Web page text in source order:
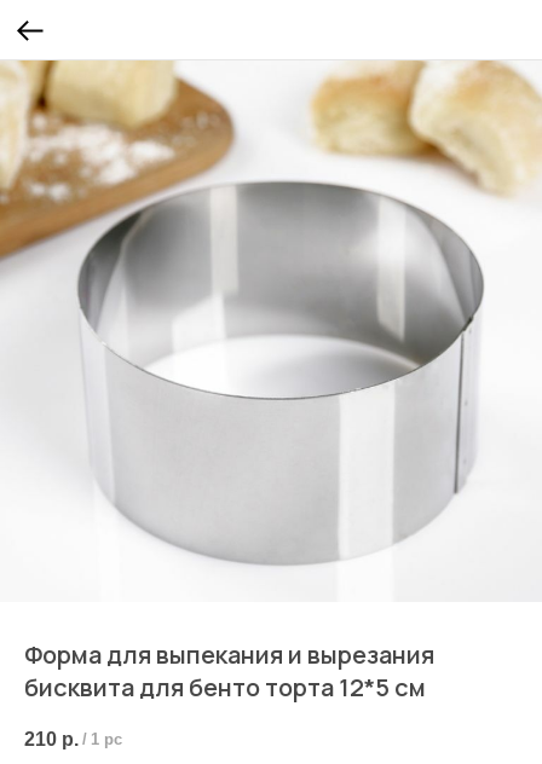
Форма для выпекания и вырезания
бисквита для бенто торта 12*5 см
210 р. / 1 pc